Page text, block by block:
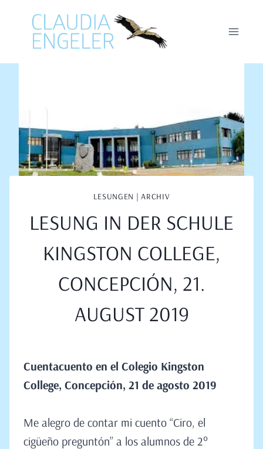
springen
LESUNGEN | ARCHIV
LESUNG IN DER SCHULE
KINGSTON COLLEGE,
CONCEPCIÓN, 21.
AUGUST 2019
Cuentacuento en el Colegio Kingston
College, Concepción, 21 de agosto 2019
Me alegro de contar mi cuento “Ciro, el
cigüeño preguntón” a los alumnos de 2°